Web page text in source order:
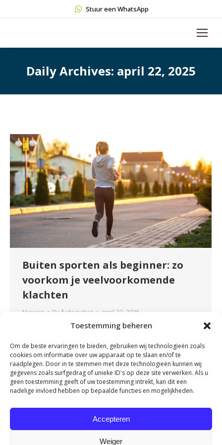
Toestemming beheren
Om de beste ervaringen te bieden, gebruiken wij technologieën zoals
cookies om informatie over uw apparaat op te slaan en/of te
raadplegen. Door in te stemmen met deze technologieën kunnen wij
gegevens zoals surfgedrag of unieke ID's op deze site verwerken. Als u
geen toestemming geeft of uw toestemming intrekt, kan dit een
nadelige invloed hebben op bepaalde functies en mogelijkheden.
Accepteren
Weiger
Stuur een WhatsApp
Daily Archives: april 22, 2025
Buiten sporten als beginner: zo
voorkom je veelvoorkomende
klachten
Nieuws Byfydeevitae april 22, 2025
Buiten sporten is heerlijk. Je bent in beweging,
endorfines aan – het gelukshormoon. Of je nu
begint met hardlopen, wandelen of
bootcampen in het park: de buitenlucht geeft je
energie. Maar als je net begint met buiten